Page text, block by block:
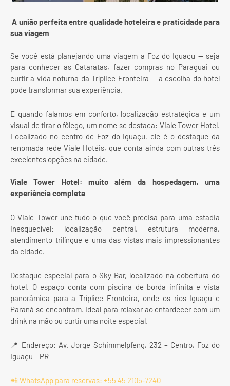
A união perfeita entre qualidade hoteleira e praticidade para
sua viagem
Se você está planejando uma viagem a Foz do Iguaçu — seja
para conhecer as Cataratas, fazer compras no Paraguai ou
curtir a vida noturna da Tríplice Fronteira — a escolha do hotel
pode transformar sua experiência.
E quando falamos em conforto, localização estratégica e um
visual de tirar o fôlego, um nome se destaca: Viale Tower Hotel.
Localizado no centro de Foz do Iguaçu, ele é o destaque da
renomada rede Viale Hotéis, que conta ainda com outras três
excelentes opções na cidade.
Viale Tower Hotel: muito além da hospedagem, uma
experiência completa
O Viale Tower une tudo o que você precisa para uma estadia
inesquecível: localização central, estrutura moderna,
atendimento trilíngue e uma das vistas mais impressionantes
da cidade.
Destaque especial para o Sky Bar, localizado na cobertura do
hotel. O espaço conta com piscina de borda infinita e vista
panorâmica para a Tríplice Fronteira, onde os rios Iguaçu e
Paraná se encontram. Ideal para relaxar ao entardecer com um
drink na mão ou curtir uma noite especial.
📍 Endereço: Av. Jorge Schimmelpfeng, 232 – Centro, Foz do
Iguaçu – PR
📲 WhatsApp para reservas: +55 45 2105‑7240